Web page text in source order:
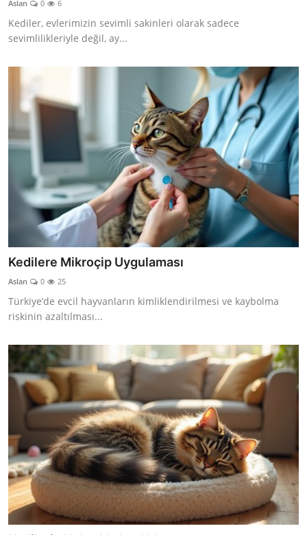
KEDİ DÜNYASI
KEDİ MAMASI
Aslan 0 6
Kediler, evlerimizin sevimli sakinleri olarak sadece
sevimlilikleriyle değil, ay...
Kedilere Mikroçip Uygulaması
Aslan 0 25
Türkiye’de evcil hayvanların kimliklendirilmesi ve kaybolma
riskinin azaltılması...